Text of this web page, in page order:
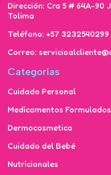
Dirección: Cra 5 # 64A-90
Tolima
Teléfono: +57 3232540299
Correo:
Categorías
Cuidado Personal
Medicamentos Formulados
Dermocosmetica
Cuidado del Bebé
Nutricionales